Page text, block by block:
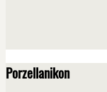
Porzellanikon